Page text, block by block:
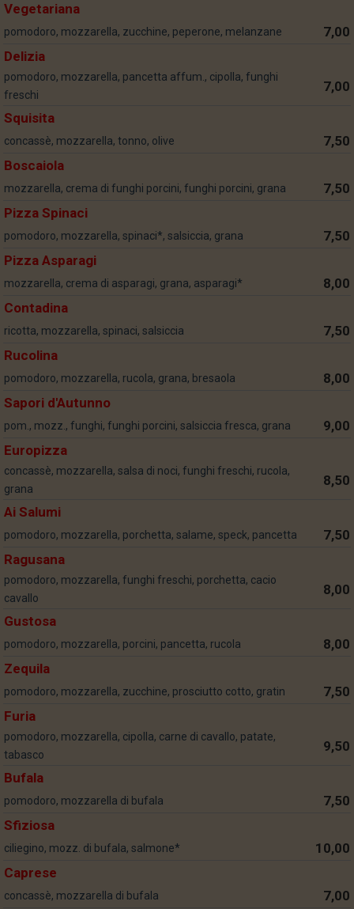
Vegetariana
pomodoro, mozzarella, zucchine, peperone, melanzane
7,00
Delizia
pomodoro, mozzarella, pancetta affum., cipolla, funghi
freschi
7,00
Squisita
concassè, mozzarella, tonno, olive
7,50
Boscaiola
mozzarella, crema di funghi porcini, funghi porcini, grana
7,50
Pizza Spinaci
pomodoro, mozzarella, spinaci*, salsiccia, grana
7,50
Pizza Asparagi
mozzarella, crema di asparagi, grana, asparagi*
8,00
Contadina
ricotta, mozzarella, spinaci, salsiccia
7,50
Rucolina
pomodoro, mozzarella, rucola, grana, bresaola
8,00
Sapori d'Autunno
pom., mozz., funghi, funghi porcini, salsiccia fresca, grana
9,00
Europizza
concassè, mozzarella, salsa di noci, funghi freschi, rucola,
grana
8,50
Ai Salumi
pomodoro, mozzarella, porchetta, salame, speck, pancetta
7,50
Ragusana
pomodoro, mozzarella, funghi freschi, porchetta, cacio
cavallo
8,00
Gustosa
pomodoro, mozzarella, porcini, pancetta, rucola
8,00
Zequila
pomodoro, mozzarella, zucchine, prosciutto cotto, gratin
7,50
Furia
pomodoro, mozzarella, cipolla, carne di cavallo, patate,
tabasco
9,50
Bufala
pomodoro, mozzarella di bufala
7,50
Sfiziosa
ciliegino, mozz. di bufala, salmone*
10,00
Caprese
concassè, mozzarella di bufala 7,00